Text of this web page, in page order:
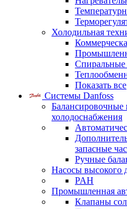
Холодильная
Спиральные
Показать все
Системы Danfoss
Балансировочные
холодоснабжения
запасные
Ручные
Насосы высокого
PAH
Промышленная
Клапаны